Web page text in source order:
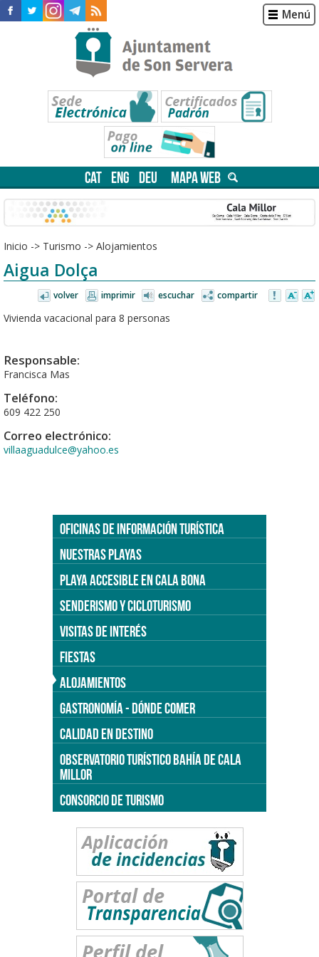
Menú
CAT ENG DEU MAPA WEB
Inicio -> Turismo -> Alojamientos
Aigua Dolça
volver imprimir escuchar compartir
Vivienda vacacional para 8 personas
Responsable:
Francisca Mas
Teléfono:
609 422 250
Correo electrónico:
villaaguadulce@yahoo.es
OFICINAS DE INFORMACIÓN TURÍSTICA
NUESTRAS PLAYAS
PLAYA ACCESIBLE EN CALA BONA
SENDERISMO Y CICLOTURISMO
VISITAS DE INTERÉS
FIESTAS
ALOJAMIENTOS
GASTRONOMÍA - DÓNDE COMER
CALIDAD EN DESTINO
OBSERVATORIO TURÍSTICO BAHÍA DE CALA
MILLOR
CONSORCIO DE TURISMO